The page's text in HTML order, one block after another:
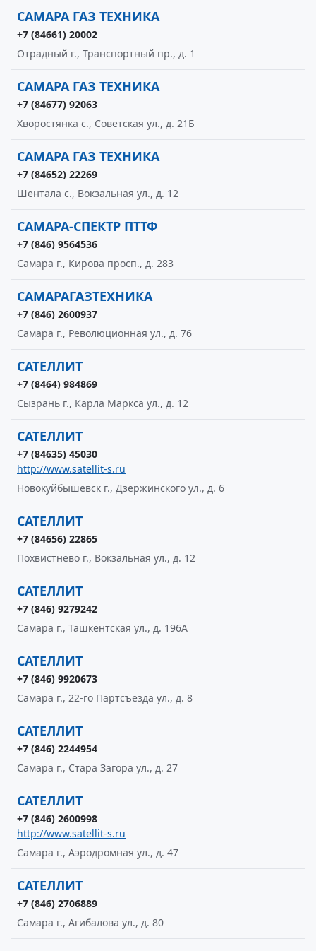
САМАРА ГАЗ ТЕХНИКА
+7 (84661) 20002
Отрадный г., Транспортный пр., д. 1
САМАРА ГАЗ ТЕХНИКА
+7 (84677) 92063
Хворостянка с., Советская ул., д. 21Б
САМАРА ГАЗ ТЕХНИКА
+7 (84652) 22269
Шентала с., Вокзальная ул., д. 12
САМАРА-СПЕКТР ПТТФ
+7 (846) 9564536
Самара г., Кирова просп., д. 283
САМАРАГАЗТЕХНИКА
+7 (846) 2600937
Самара г., Революционная ул., д. 76
САТЕЛЛИТ
+7 (8464) 984869
Сызрань г., Карла Маркса ул., д. 12
САТЕЛЛИТ
+7 (84635) 45030
http://www.satellit-s.ru
Новокуйбышевск г., Дзержинского ул., д. 6
САТЕЛЛИТ
+7 (84656) 22865
Похвистнево г., Вокзальная ул., д. 12
САТЕЛЛИТ
+7 (846) 9279242
Самара г., Ташкентская ул., д. 196А
САТЕЛЛИТ
+7 (846) 9920673
Самара г., 22-го Партсъезда ул., д. 8
САТЕЛЛИТ
+7 (846) 2244954
Самара г., Стара Загора ул., д. 27
САТЕЛЛИТ
+7 (846) 2600998
http://www.satellit-s.ru
Самара г., Аэродромная ул., д. 47
САТЕЛЛИТ
+7 (846) 2706889
Самара г., Агибалова ул., д. 80